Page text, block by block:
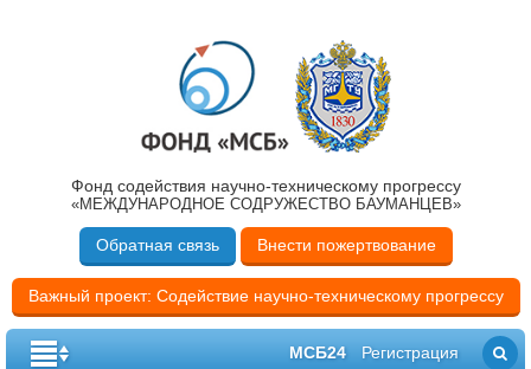
Фонд содействия научно-техническому прогрессу
«МЕЖДУНАРОДНОЕ СОДРУЖЕСТВО БАУМАНЦЕВ»
Обратная связь Внести пожертвование
Важный проект: Содействие научно-техническому прогрессу
МСБ24 Регистрация